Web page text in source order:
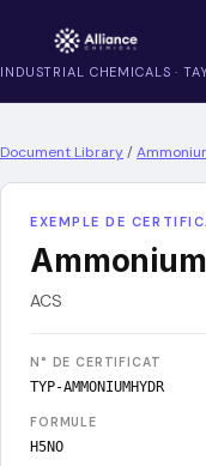
INDUSTRIAL CHEMICALS ·
Document Library/
EXEMPLE DE
ACS
N° DE CERTIFICAT
TYP-AMMONIUMHYDR
FORMULE
H5NO